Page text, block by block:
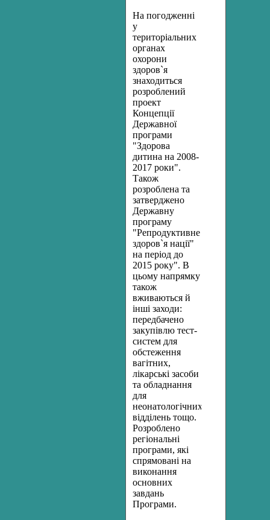
На погодженні
у
територіальних
органах
охорони
здоров`я
знаходиться
розроблений
проект
Концепції
Державної
програми
"Здорова
дитина на 2008-
2017 роки".
Також
розроблена та
затверджено
Державну
програму
"Репродуктивне
здоров`я нації"
на період до
2015 року". В
цьому напрямку
також
вживаються й
інші заходи:
передбачено
закупівлю тест-
систем для
обстеження
вагітних,
лікарські засоби
та обладнання
для
неонатологічних
відділень тощо.
Розроблено
регіональні
програми, які
спрямовані на
виконання
основних
завдань
Програми.